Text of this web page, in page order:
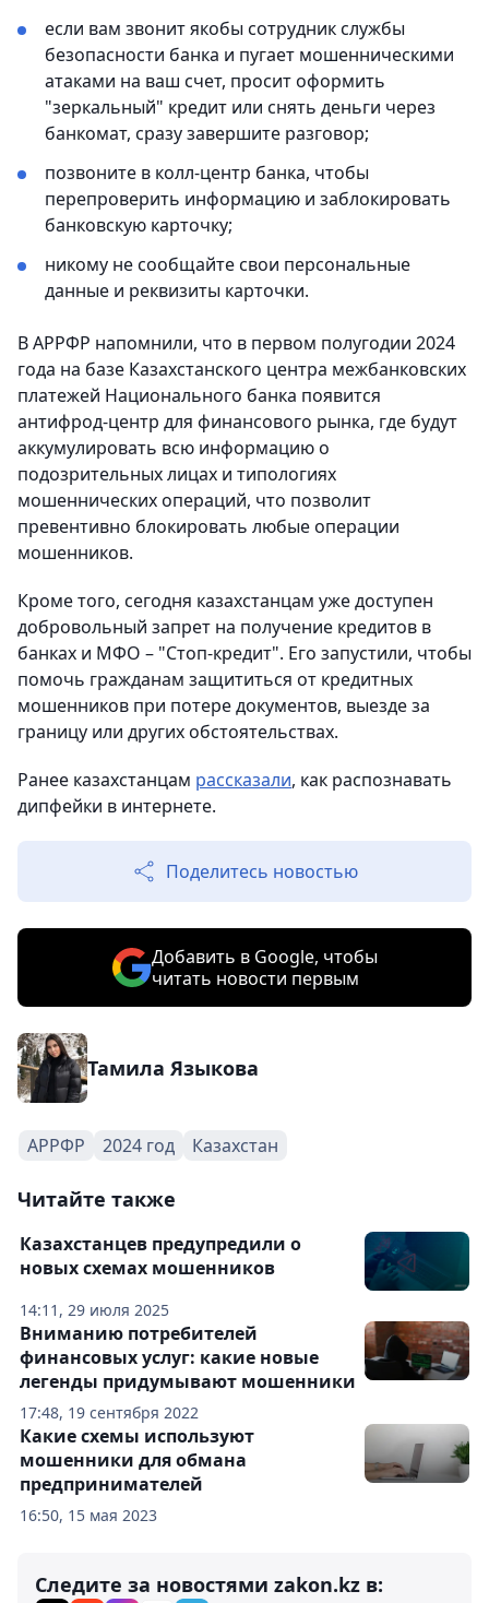
если вам звонит якобы сотрудник службы
безопасности банка и пугает мошенническими
атаками на ваш счет, просит оформить
"зеркальный" кредит или снять деньги через
банкомат, сразу завершите разговор;
позвоните в колл-центр банка, чтобы
перепроверить информацию и заблокировать
банковскую карточку;
никому не сообщайте свои персональные
данные и реквизиты карточки.
В АРРФР напомнили, что в первом полугодии 2024
года на базе Казахстанского центра межбанковских
платежей Национального банка появится
антифрод-центр для финансового рынка, где будут
аккумулировать всю информацию о
подозрительных лицах и типологиях
мошеннических операций, что позволит
превентивно блокировать любые операции
мошенников.
Кроме того, сегодня казахстанцам уже доступен
добровольный запрет на получение кредитов в
банках и МФО – "Стоп-кредит". Его запустили, чтобы
помочь гражданам защититься от кредитных
мошенников при потере документов, выезде за
границу или других обстоятельствах.
Ранее казахстанцам рассказали, как распознавать
дипфейки в интернете.
Поделитесь новостью
Добавить в Google, чтобы
читать новости первым
Тамила Языкова
АРРФР 2024 год Казахстан
Читайте также
14:11, 29 июля 2025
Казахстанцев предупредили о
новых схемах мошенников
17:48, 19 сентября 2022
Вниманию потребителей
финансовых услуг: какие новые
легенды придумывают мошенники
16:50, 15 мая 2023
Какие схемы используют
мошенники для обмана
предпринимателей
Следите за новостями zakon.kz в: